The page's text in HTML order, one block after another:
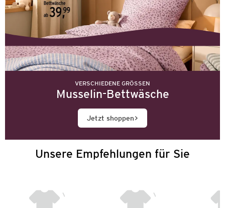
VERSCHIEDENE GRÖSSEN
Musselin-Bettwäsche
Jetzt shoppen
Unsere Empfehlungen für Sie